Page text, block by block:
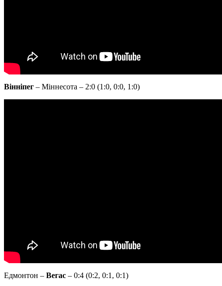
Вінніпег – Міннесота – 2:0 (1:0, 0:0, 1:0)
Едмонтон – Вегас – 0:4 (0:2, 0:1, 0:1)